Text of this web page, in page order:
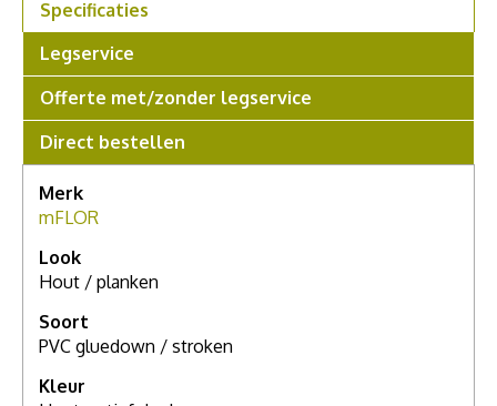
offerte aan of maak een afspraak in de
Weespvoor een compleet persoonlijk advies.
Specificaties
Legservice
Offerte met/zonder legservice
Direct bestellen
Merk
mFLOR
Look
Hout / planken
Soort
PVC gluedown / stroken
Kleur